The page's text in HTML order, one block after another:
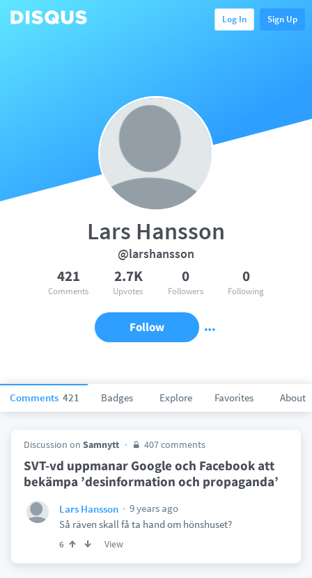
Log In Sign Up
Comments 421 Badges Explore Favorites About
Lars Hansson
@larshansson
421
Comments
2.7K
Upvotes
0
Followers
0
Following
Follow
Discussion on Samnytt 407 comments
SVT-vd uppmanar Google och Facebook att
bekämpa ’desinformation och propaganda’
Lars Hansson
9 years ago
Så räven skall få ta hand om hönshuset?
6 View